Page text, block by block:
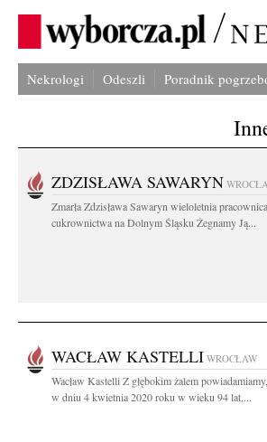
Nekrologi Odeszli Poradnik
ZDZISŁAWA SAWARYN
Zmarła Zdzisława Sawaryn wieloletnia pracownica
cukrownictwa na Dolnym Śląsku Żegnamy Ją...
WACŁAW KASTELLI WROCŁAW
Wacław Kastelli Z głębokim żalem
w dniu 4 kwietnia 2020 roku w wieku 94 lat,...